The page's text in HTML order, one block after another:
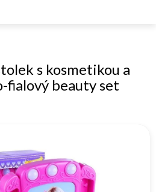
s kosmetikou a
fialový beauty set